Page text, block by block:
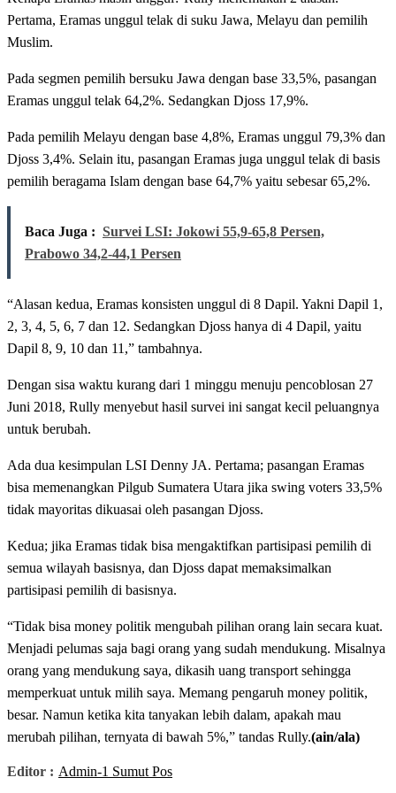
Pertama, Eramas unggul telak di suku Jawa, Melayu dan pemilih
Muslim.
Pada segmen pemilih bersuku Jawa dengan base 33,5%, pasangan
Eramas unggul telak 64,2%. Sedangkan Djoss 17,9%.
Pada pemilih Melayu dengan base 4,8%, Eramas unggul 79,3% dan
Djoss 3,4%. Selain itu, pasangan Eramas juga unggul telak di basis
pemilih beragama Islam dengan base 64,7% yaitu sebesar 65,2%.
Baca Juga : Survei LSI: Jokowi 55,9-65,8 Persen,
Prabowo 34,2-44,1 Persen
“Alasan kedua, Eramas konsisten unggul di 8 Dapil. Yakni Dapil 1,
2, 3, 4, 5, 6, 7 dan 12. Sedangkan Djoss hanya di 4 Dapil, yaitu
Dapil 8, 9, 10 dan 11,” tambahnya.
Dengan sisa waktu kurang dari 1 minggu menuju pencoblosan 27
Juni 2018, Rully menyebut hasil survei ini sangat kecil peluangnya
untuk berubah.
Ada dua kesimpulan LSI Denny JA. Pertama; pasangan Eramas
bisa memenangkan Pilgub Sumatera Utara jika swing voters 33,5%
tidak mayoritas dikuasai oleh pasangan Djoss.
Kedua; jika Eramas tidak bisa mengaktifkan partisipasi pemilih di
semua wilayah basisnya, dan Djoss dapat memaksimalkan
partisipasi pemilih di basisnya.
“Tidak bisa money politik mengubah pilihan orang lain secara kuat.
Menjadi pelumas saja bagi orang yang sudah mendukung. Misalnya
orang yang mendukung saya, dikasih uang transport sehingga
memperkuat untuk milih saya. Memang pengaruh money politik,
besar. Namun ketika kita tanyakan lebih dalam, apakah mau
merubah pilihan, ternyata di bawah 5%,” tandas Rully.(ain/ala)
Editor : Admin-1 Sumut Pos